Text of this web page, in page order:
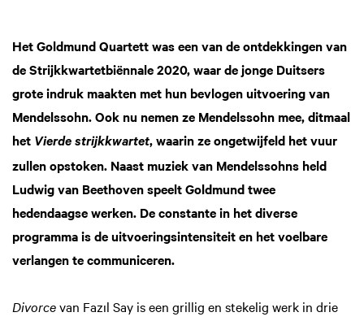
Het Goldmund Quartett was een van de ontdekkingen van
de Strijkkwartetbiënnale 2020, waar de jonge Duitsers
grote indruk maakten met hun bevlogen uitvoering van
Mendelssohn. Ook nu nemen ze Mendelssohn mee, ditmaal
het Vierde strijkkwartet, waarin ze ongetwijfeld het vuur
zullen opstoken. Naast muziek van Mendelssohns held
Ludwig van Beethoven speelt Goldmund twee
hedendaagse werken. De constante in het diverse
programma is de uitvoeringsintensiteit en het voelbare
verlangen te communiceren.
Divorcevan Fazıl Say is een grillig en stekelig werk in drie